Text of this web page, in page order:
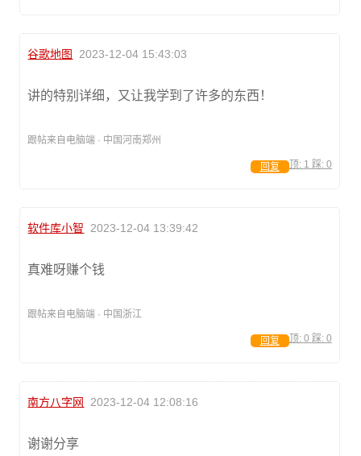
谷歌地图 2023-12-04 15:43:03
讲的特别详细，又让我学到了许多的东西！
跟帖来自电脑端 · 中国河南郑州
顶: 1 踩: 0
回复
软件库小智 2023-12-04 13:39:42
真难呀赚个钱
跟帖来自电脑端 · 中国浙江
顶: 0 踩: 0
回复
南方八字网 2023-12-04 12:08:16
谢谢分享